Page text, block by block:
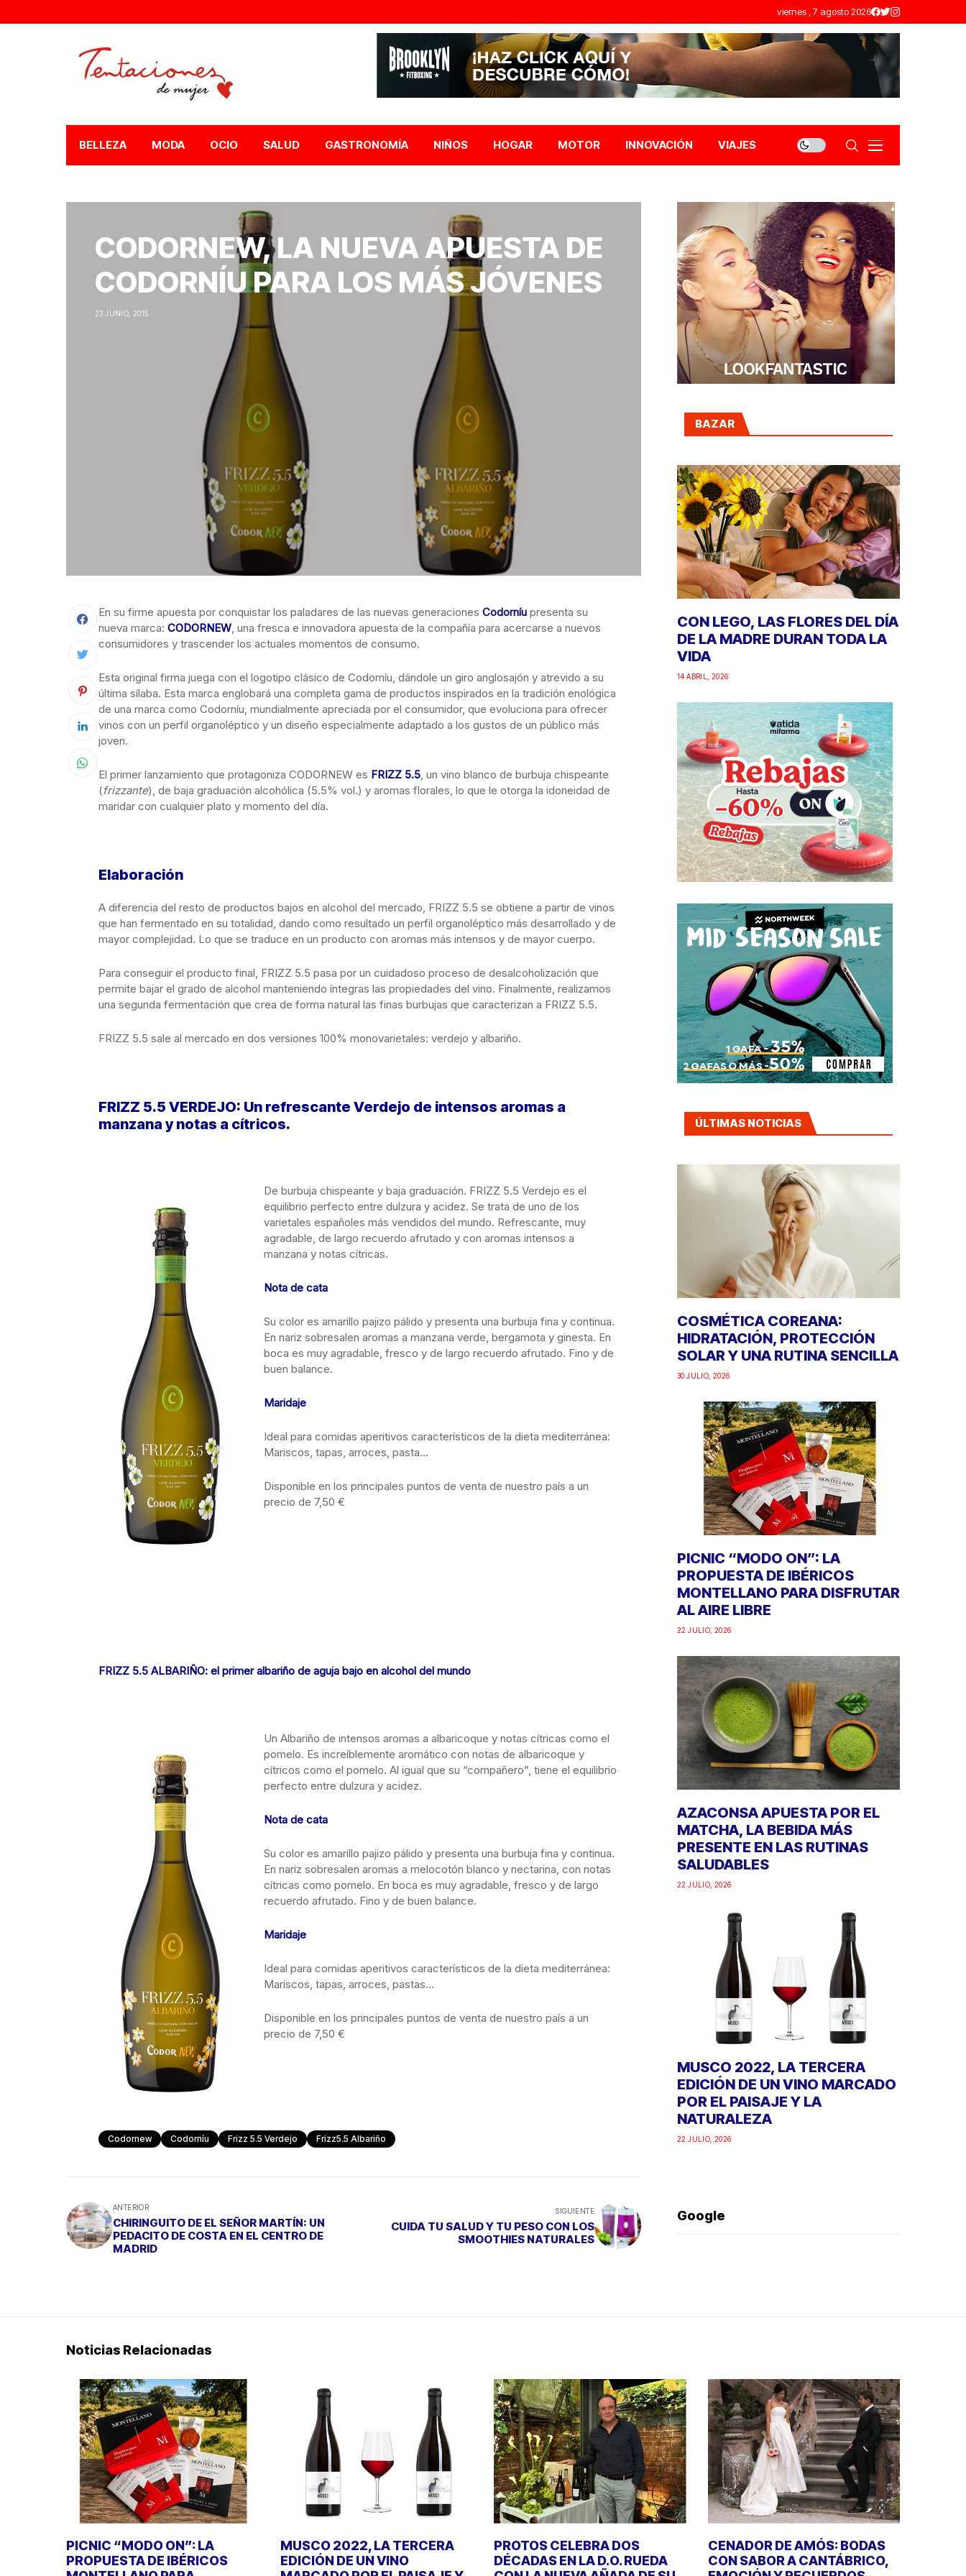
viernes , 7 agosto 2026
BELLEZA MODA OCIO SALUD GASTRONOMÍA NIÑOS HOGAR MOTOR INNOVACIÓN VIAJES
CODORNEW, LA NUEVA APUESTA DE
CODORNÍU PARA LOS MÁS JÓVENES
23 JUNIO, 2015
En su firme apuesta por conquistar los paladares de las nuevas generaciones Codorníu presenta su
nueva marca: CODORNEW, una fresca e innovadora apuesta de la compañía para acercarse a nuevos
consumidores y trascender los actuales momentos de consumo.
Esta original firma juega con el logotipo clásico de Codorníu, dándole un giro anglosajón y atrevido a su
última sílaba. Esta marca englobará una completa gama de productos inspirados en la tradición enológica
de una marca como Codorníu, mundialmente apreciada por el consumidor, que evoluciona para ofrecer
vinos con un perfil organoléptico y un diseño especialmente adaptado a los gustos de un público más
joven.
El primer lanzamiento que protagoniza CODORNEW es FRIZZ 5.5, un vino blanco de burbuja chispeante
(frizzante), de baja graduación alcohólica (5.5% vol.) y aromas florales, lo que le otorga la idoneidad de
maridar con cualquier plato y momento del día.
Elaboración
A diferencia del resto de productos bajos en alcohol del mercado, FRIZZ 5.5 se obtiene a partir de vinos
que han fermentado en su totalidad, dando como resultado un perfil organoléptico más desarrollado y de
mayor complejidad. Lo que se traduce en un producto con aromas más intensos y de mayor cuerpo.
Para conseguir el producto final, FRIZZ 5.5 pasa por un cuidadoso proceso de desalcoholización que
permite bajar el grado de alcohol manteniendo íntegras las propiedades del vino. Finalmente, realizamos
una segunda fermentación que crea de forma natural las finas burbujas que caracterizan a FRIZZ 5.5.
FRIZZ 5.5 sale al mercado en dos versiones 100% monovarietales: verdejo y albariño.
FRIZZ 5.5 VERDEJO: Un refrescante Verdejo de intensos aromas a
manzana y notas a cítricos.
De burbuja chispeante y baja graduación. FRIZZ 5.5 Verdejo es el
equilibrio perfecto entre dulzura y acidez. Se trata de uno de los
varietales españoles más vendidos del mundo. Refrescante, muy
agradable, de largo recuerdo afrutado y con aromas intensos a
manzana y notas cítricas.
Nota de cata
Su color es amarillo pajizo pálido y presenta una burbuja fina y continua.
En nariz sobresalen aromas a manzana verde, bergamota y ginesta. En
boca es muy agradable, fresco y de largo recuerdo afrutado. Fino y de
buen balance.
Maridaje
Ideal para comidas aperitivos característicos de la dieta mediterránea:
Mariscos, tapas, arroces, pasta…
Disponible en los principales puntos de venta de nuestro país a un
precio de 7,50 €
FRIZZ 5.5 ALBARIÑO: el primer albariño de aguja bajo en alcohol del mundo
Un Albariño de intensos aromas a albaricoque y notas cítricas como el
pomelo. Es increíblemente aromático con notas de albaricoque y
cítricos como el pomelo. Al igual que su “compañero”, tiene el equilibrio
perfecto entre dulzura y acidez.
Nota de cata
Su color es amarillo pajizo pálido y presenta una burbuja fina y continua.
En nariz sobresalen aromas a melocotón blanco y nectarina, con notas
cítricas como pomelo. En boca es muy agradable, fresco y de largo
recuerdo afrutado. Fino y de buen balance.
Maridaje
Ideal para comidas aperitivos característicos de la dieta mediterránea:
Mariscos, tapas, arroces, pastas…
Disponible en los principales puntos de venta de nuestro país a un
precio de 7,50 €
Codornew Codorníu Frizz 5.5 Verdejo Frizz5.5 Albariño
ANTERIOR
CHIRINGUITO DE EL SEÑOR MARTÍN: UN
PEDACITO DE COSTA EN EL CENTRO DE
MADRID
SIGUIENTE
CUIDA TU SALUD Y TU PESO CON LOS
SMOOTHIES NATURALES
BAZAR
CON LEGO, LAS FLORES DEL DÍA
DE LA MADRE DURAN TODA LA
VIDA
14 ABRIL, 2026
ÚLTIMAS NOTICIAS
COSMÉTICA COREANA:
HIDRATACIÓN, PROTECCIÓN
SOLAR Y UNA RUTINA SENCILLA
30 JULIO, 2026
PICNIC “MODO ON”: LA
PROPUESTA DE IBÉRICOS
MONTELLANO PARA DISFRUTAR
AL AIRE LIBRE
22 JULIO, 2026
AZACONSA APUESTA POR EL
MATCHA, LA BEBIDA MÁS
PRESENTE EN LAS RUTINAS
SALUDABLES
22 JULIO, 2026
MUSCO 2022, LA TERCERA
EDICIÓN DE UN VINO MARCADO
POR EL PAISAJE Y LA
NATURALEZA
22 JULIO, 2026
Google
Noticias Relacionadas
PICNIC “MODO ON”: LA
PROPUESTA DE IBÉRICOS
MUSCO 2022, LA TERCERA
EDICIÓN DE UN VINO
PROTOS CELEBRA DOS
DÉCADAS EN LA D.O. RUEDA
CENADOR DE AMÓS: BODAS
CON SABOR A CANTÁBRICO,